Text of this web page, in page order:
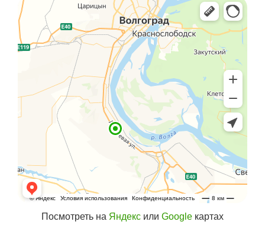
Посмотреть на Яндекс или Google картах